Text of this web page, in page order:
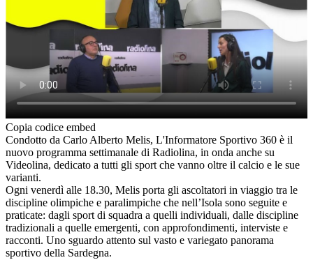
Copia codice embed
Condotto da Carlo Alberto Melis, L'Informatore Sportivo 360 è il
nuovo programma settimanale di Radiolina, in onda anche su
Videolina, dedicato a tutti gli sport che vanno oltre il calcio e le sue
varianti.
Ogni venerdì alle 18.30, Melis porta gli ascoltatori in viaggio tra le
discipline olimpiche e paralimpiche che nell’Isola sono seguite e
praticate: dagli sport di squadra a quelli individuali, dalle discipline
tradizionali a quelle emergenti, con approfondimenti, interviste e
racconti. Uno sguardo attento sul vasto e variegato panorama
sportivo della Sardegna.